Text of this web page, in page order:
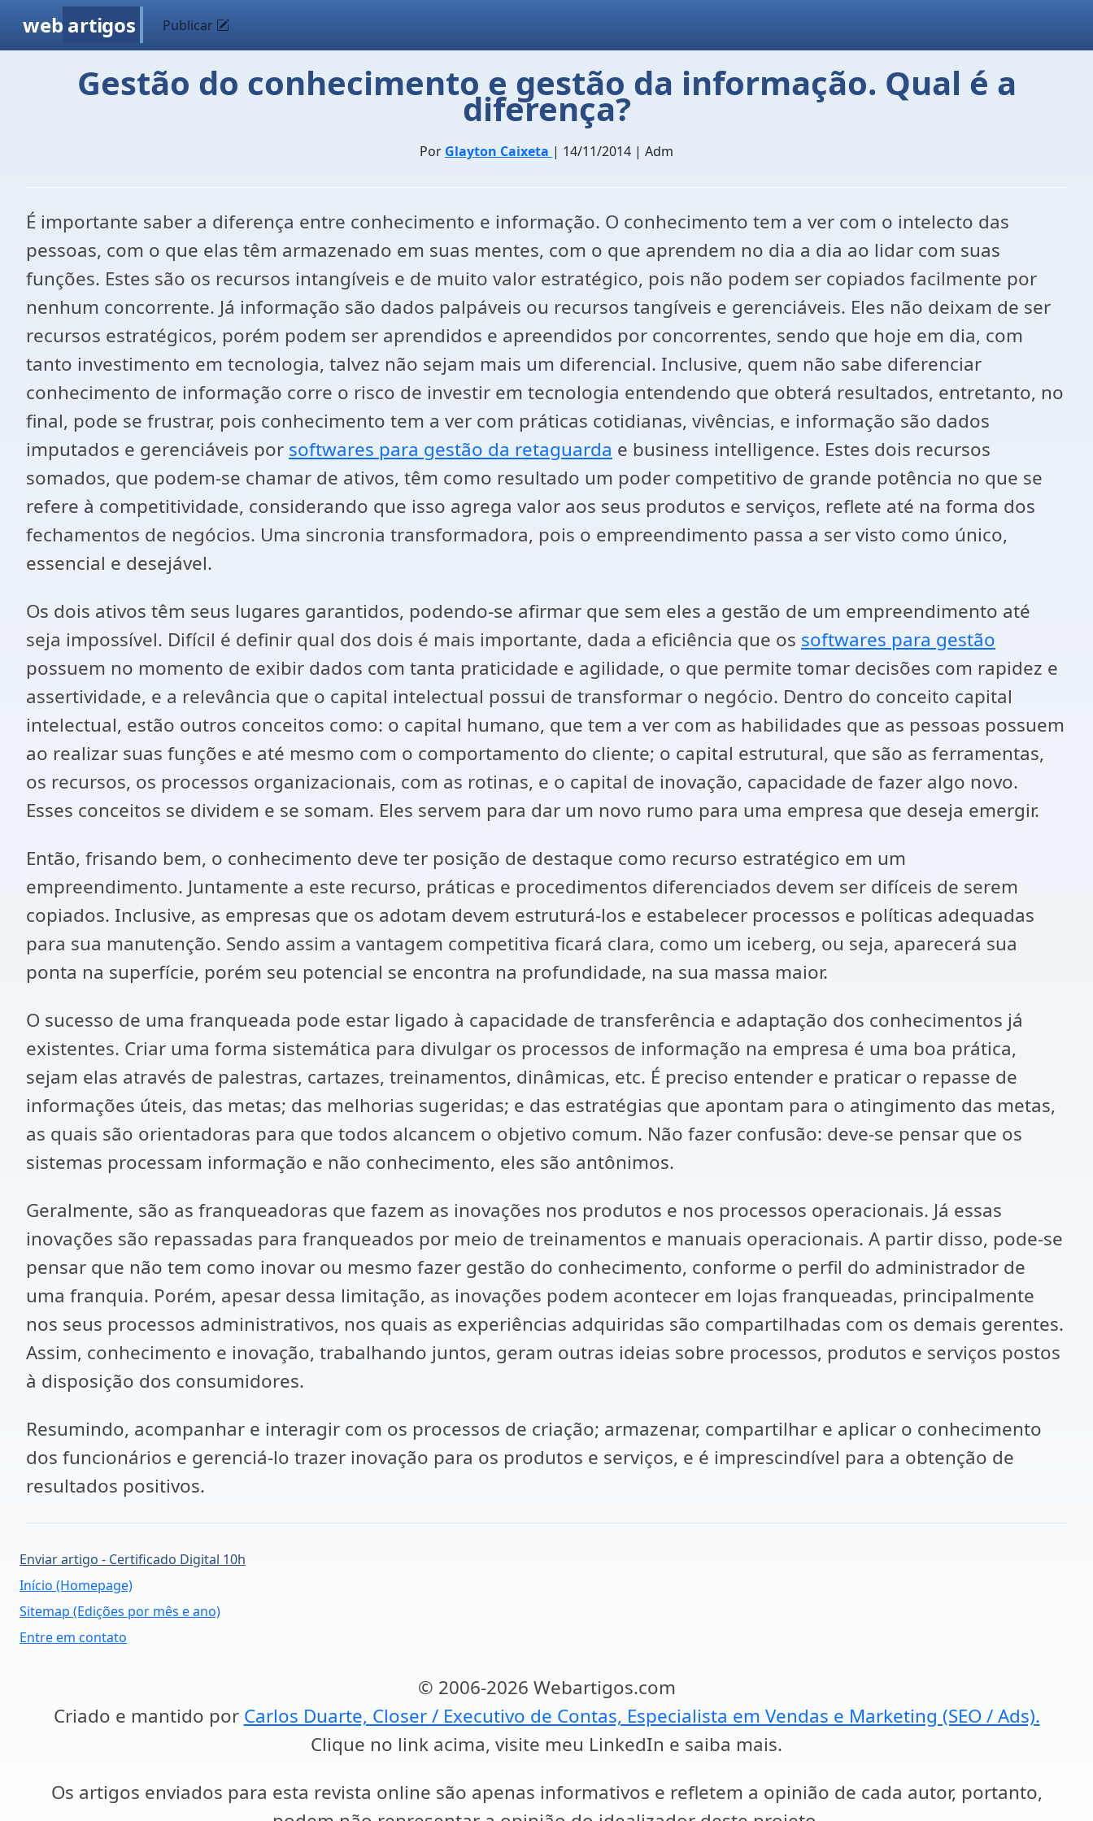
web artigos Publicar
Gestão do conhecimento e gestão da informação. Qual é a
diferença?
Por Glayton Caixeta | 14/11/2014 | Adm
É importante saber a diferença entre conhecimento e informação. O conhecimento tem a ver com o intelecto das
pessoas, com o que elas têm armazenado em suas mentes, com o que aprendem no dia a dia ao lidar com suas
funções. Estes são os recursos intangíveis e de muito valor estratégico, pois não podem ser copiados facilmente por
nenhum concorrente. Já informação são dados palpáveis ou recursos tangíveis e gerenciáveis. Eles não deixam de ser
recursos estratégicos, porém podem ser aprendidos e apreendidos por concorrentes, sendo que hoje em dia, com
tanto investimento em tecnologia, talvez não sejam mais um diferencial. Inclusive, quem não sabe diferenciar
conhecimento de informação corre o risco de investir em tecnologia entendendo que obterá resultados, entretanto, no
final, pode se frustrar, pois conhecimento tem a ver com práticas cotidianas, vivências, e informação são dados
imputados e gerenciáveis por softwares para gestão da retaguarda e business intelligence. Estes dois recursos
somados, que podem-se chamar de ativos, têm como resultado um poder competitivo de grande potência no que se
refere à competitividade, considerando que isso agrega valor aos seus produtos e serviços, reflete até na forma dos
fechamentos de negócios. Uma sincronia transformadora, pois o empreendimento passa a ser visto como único,
essencial e desejável.
Os dois ativos têm seus lugares garantidos, podendo-se afirmar que sem eles a gestão de um empreendimento até
seja impossível. Difícil é definir qual dos dois é mais importante, dada a eficiência que os softwares para gestão
possuem no momento de exibir dados com tanta praticidade e agilidade, o que permite tomar decisões com rapidez e
assertividade, e a relevância que o capital intelectual possui de transformar o negócio. Dentro do conceito capital
intelectual, estão outros conceitos como: o capital humano, que tem a ver com as habilidades que as pessoas possuem
ao realizar suas funções e até mesmo com o comportamento do cliente; o capital estrutural, que são as ferramentas,
os recursos, os processos organizacionais, com as rotinas, e o capital de inovação, capacidade de fazer algo novo.
Esses conceitos se dividem e se somam. Eles servem para dar um novo rumo para uma empresa que deseja emergir.
Então, frisando bem, o conhecimento deve ter posição de destaque como recurso estratégico em um
empreendimento. Juntamente a este recurso, práticas e procedimentos diferenciados devem ser difíceis de serem
copiados. Inclusive, as empresas que os adotam devem estruturá-los e estabelecer processos e políticas adequadas
para sua manutenção. Sendo assim a vantagem competitiva ficará clara, como um iceberg, ou seja, aparecerá sua
ponta na superfície, porém seu potencial se encontra na profundidade, na sua massa maior.
O sucesso de uma franqueada pode estar ligado à capacidade de transferência e adaptação dos conhecimentos já
existentes. Criar uma forma sistemática para divulgar os processos de informação na empresa é uma boa prática,
sejam elas através de palestras, cartazes, treinamentos, dinâmicas, etc. É preciso entender e praticar o repasse de
informações úteis, das metas; das melhorias sugeridas; e das estratégias que apontam para o atingimento das metas,
as quais são orientadoras para que todos alcancem o objetivo comum. Não fazer confusão: deve-se pensar que os
sistemas processam informação e não conhecimento, eles são antônimos.
Geralmente, são as franqueadoras que fazem as inovações nos produtos e nos processos operacionais. Já essas
inovações são repassadas para franqueados por meio de treinamentos e manuais operacionais. A partir disso, pode-se
pensar que não tem como inovar ou mesmo fazer gestão do conhecimento, conforme o perfil do administrador de
uma franquia. Porém, apesar dessa limitação, as inovações podem acontecer em lojas franqueadas, principalmente
nos seus processos administrativos, nos quais as experiências adquiridas são compartilhadas com os demais gerentes.
Assim, conhecimento e inovação, trabalhando juntos, geram outras ideias sobre processos, produtos e serviços postos
à disposição dos consumidores.
Resumindo, acompanhar e interagir com os processos de criação; armazenar, compartilhar e aplicar o conhecimento
dos funcionários e gerenciá-lo trazer inovação para os produtos e serviços, e é imprescindível para a obtenção de
resultados positivos.
Enviar artigo - Certificado Digital 10h
Início (Homepage)
Sitemap (Edições por mês e ano)
Entre em contato
© 2006-2026 Webartigos.com
Criado e mantido por Carlos Duarte, Closer / Executivo de Contas, Especialista em Vendas e Marketing (SEO / Ads).
Clique no link acima, visite meu LinkedIn e saiba mais.
Os artigos enviados para esta revista online são apenas informativos e refletem a opinião de cada autor, portanto,